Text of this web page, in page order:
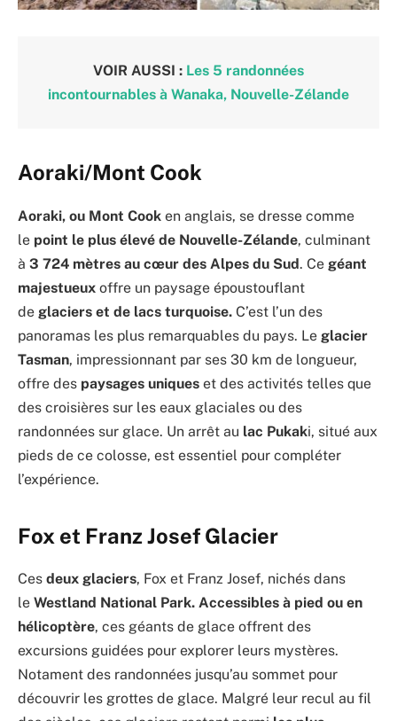
VOIR AUSSI : Les 5 randonnées
incontournables à Wanaka, Nouvelle-Zélande
Aoraki/Mont Cook
Aoraki, ou Mont Cook en anglais, se dresse comme
le point le plus élevé de Nouvelle-Zélande, culminant
à 3 724 mètres au cœur des Alpes du Sud. Ce géant
majestueux offre un paysage époustouflant
de glaciers et de lacs turquoise. C’est l’un des
panoramas les plus remarquables du pays. Le glacier
Tasman, impressionnant par ses 30 km de longueur,
offre des paysages uniques et des activités telles que
des croisières sur les eaux glaciales ou des
randonnées sur glace. Un arrêt au lac Pukaki, situé aux
pieds de ce colosse, est essentiel pour compléter
l’expérience.
Fox et Franz Josef Glacier
Ces deux glaciers, Fox et Franz Josef, nichés dans
le Westland National Park. Accessibles à pied ou en
hélicoptère, ces géants de glace offrent des
excursions guidées pour explorer leurs mystères.
Notament des randonnées jusqu’au sommet pour
découvrir les grottes de glace. Malgré leur recul au fil